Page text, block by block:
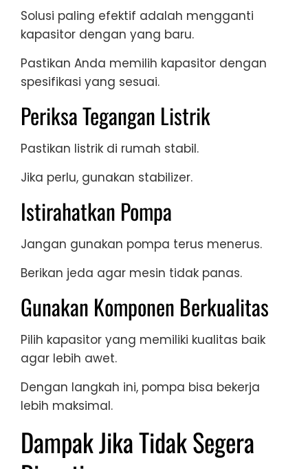
Solusi paling efektif adalah mengganti
kapasitor dengan yang baru.
Pastikan Anda memilih kapasitor dengan
spesifikasi yang sesuai.
Periksa Tegangan Listrik
Pastikan listrik di rumah stabil.
Jika perlu, gunakan stabilizer.
Istirahatkan Pompa
Jangan gunakan pompa terus menerus.
Berikan jeda agar mesin tidak panas.
Gunakan Komponen Berkualitas
Pilih kapasitor yang memiliki kualitas baik
agar lebih awet.
Dengan langkah ini, pompa bisa bekerja
lebih maksimal.
Dampak Jika Tidak Segera